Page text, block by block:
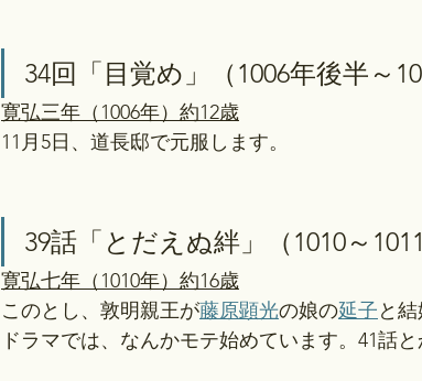
34回「目覚め」（1006年後半～
寛弘三年（1006年）約12歳
11月5日、道長邸で元服します。
39話「とだえぬ絆」（1010～
寛弘七年（1010年）約16歳
このとし、敦明親王が藤原顕光の娘の延子と結
ドラマでは、なんかモテ始めています。41話